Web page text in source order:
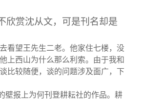
欣赏沈从文，可是刊名却是
看望王先生二老。他家住七楼，没
上西山为什么那么利索。由于我和
比较随便，谈的问题涉及面广，下
壁报上为何刊登耕耘社的作品。耕